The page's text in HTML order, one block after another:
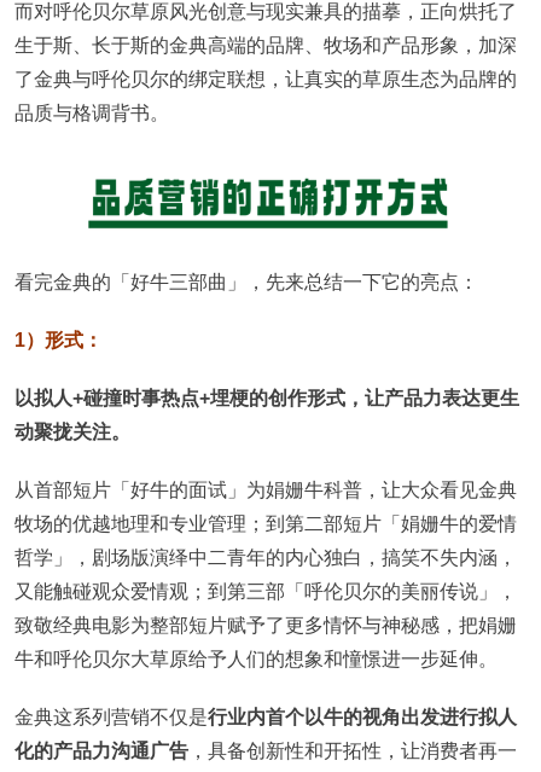
而对呼伦贝尔草原风光创意与现实兼具的描摹，正向烘托了
生于斯、长于斯的金典高端的品牌、牧场和产品形象，加深
了金典与呼伦贝尔的绑定联想，让真实的草原生态为品牌的
品质与格调背书。
看完金典的「好牛三部曲」，先来总结一下它的亮点：
1）形式：
以拟人+碰撞时事热点+埋梗的创作形式，让产品力表达更生
动聚拢关注。
从首部短片「好牛的面试」为娟姗牛科普，让大众看见金典
牧场的优越地理和专业管理；到第二部短片「娟姗牛的爱情
哲学」，剧场版演绎中二青年的内心独白，搞笑不失内涵，
又能触碰观众爱情观；到第三部「呼伦贝尔的美丽传说」，
致敬经典电影为整部短片赋予了更多情怀与神秘感，把娟姗
牛和呼伦贝尔大草原给予人们的想象和憧憬进一步延伸。
金典这系列营销不仅是行业内首个以牛的视角出发进行拟人
化的产品力沟通广告 ，具备创新性和开拓性，让消费者再一